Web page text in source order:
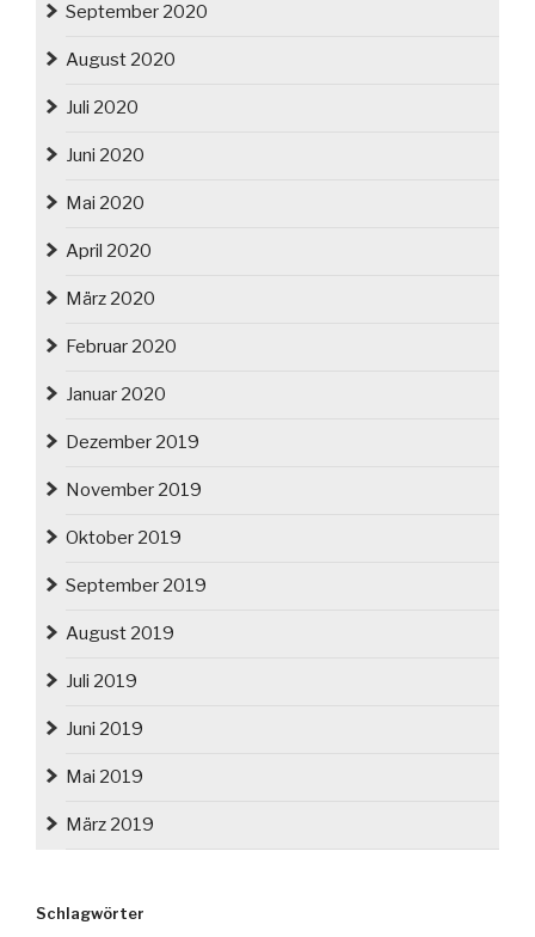
September 2020
August 2020
Juli 2020
Juni 2020
Mai 2020
April 2020
März 2020
Februar 2020
Januar 2020
Dezember 2019
November 2019
Oktober 2019
September 2019
August 2019
Juli 2019
Juni 2019
Mai 2019
März 2019
Schlagwörter